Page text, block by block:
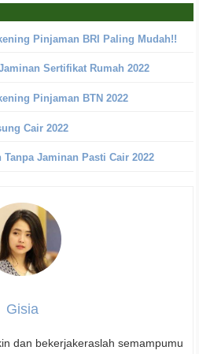
Pinjaman BRI Paling Mudah!!
Sertifikat Rumah 2022
Pinjaman BTN 2022
Cair 2022
Jaminan Pasti Cair 2022
Gisia
dan bekerjakeraslah semampumu